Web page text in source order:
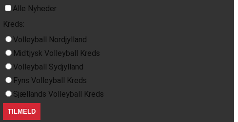
Alle Nyheder
Kreds:
Volleyball Nordjylland
Midtjysk Volleyball Kreds
Volleyball Sydjylland
Fyns Volleyball Kreds
Sjællands Volleyball Kreds